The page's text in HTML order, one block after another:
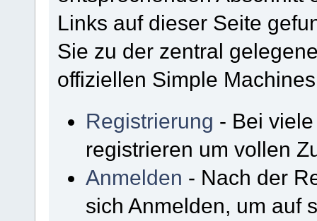
Links auf dieser Seite
Sie zu der zentral
offiziellen Simple
Registrierung - Bei
registrieren um vollen
Anmelden - Nach der
sich Anmelden, um auf